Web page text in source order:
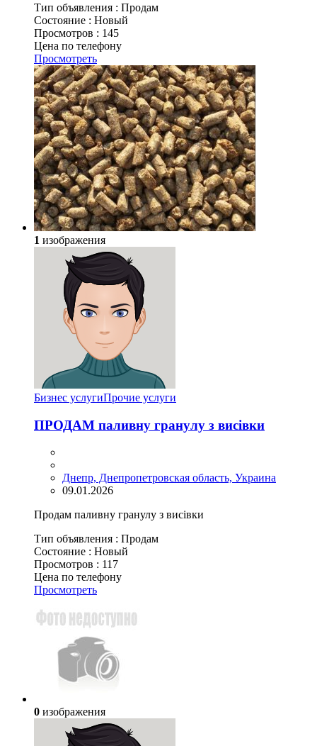
Тип объявления : Продам
Состояние : Новый
Просмотров : 145
Цена по телефону
Просмотреть
1 изображения
Бизнес услугиПрочие услуги
ПРОДАМ паливну гранулу з висівки
Днепр, Днепропетровская область, Украина
09.01.2026
Продам паливну гранулу з висівки
Тип объявления : Продам
Состояние : Новый
Просмотров : 117
Цена по телефону
Просмотреть
0 изображения